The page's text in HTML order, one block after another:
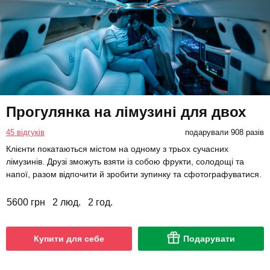
Прогулянка на лімузині для двох
45 відгуків подарували 908 разів
Клієнти покатаються містом на одному з трьох сучасних
лімузинів. Друзі зможуть взяти із собою фрукти, солодощі та
напої, разом відпочити й зробити зупинку та сфотографуватися.
5600 грн 2 люд. 2 год.
Купити для себе Подарувати